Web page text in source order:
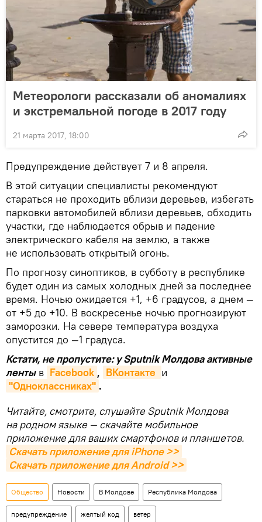
Метеорологи рассказали об аномалиях
и экстремальной погоде в 2017 году
21 марта 2017, 18:00
Предупреждение действует 7 и 8 апреля.
В этой ситуации специалисты рекомендуют
стараться не проходить вблизи деревьев, избегать
парковки автомобилей вблизи деревьев, обходить
участки, где наблюдается обрыв и падение
электрического кабеля на землю, а также
не использовать открытый огонь.
По прогнозу синоптиков, в субботу в республике
будет один из самых холодных дней за последнее
время. Ночью ожидается +1, +6 градусов, а днем —
от +5 до +10. В воскресенье ночью прогнозируют
заморозки. На севере температура воздуха
опустится до —1 градуса.
Кстати, не пропустите: у Sputnik Молдова активные
ленты в Facebook , ВКонтакте и
"Одноклассниках" .
Читайте, смотрите, слушайте Sputnik Молдова
на родном языке — скачайте мобильное
приложение для ваших смартфонов и планшетов.
Скачать приложение для iPhone >>
Скачать приложение для Android >>
Общество Новости В Молдове Республика Молдова
предупреждение желтый код ветер